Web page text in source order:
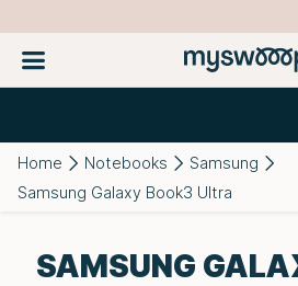
Home Notebooks
Samsung
Samsung Galaxy Book3 Ultra
SAMSUNG